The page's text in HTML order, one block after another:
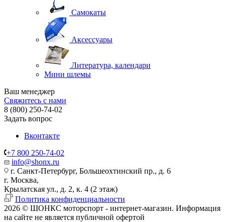
Самокаты
Аксессуары
Литература, календари
Мини шлемы
Ваш менеджер
Свяжитесь с нами
8 (800) 250-74-02
Задать вопрос
Вконтакте
+7 800 250-74-02
info@shonx.ru
г. Санкт-Петербург, Большеохтинский пр., д. 6
г. Москва,
Крылатская ул., д. 2, к. 4 (2 этаж)
Политика конфиденциальности
2026 © ШОНКС моторспорт - интернет-магазин. Информация
на сайте не является публичной офертой